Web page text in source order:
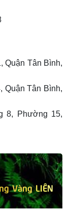
Quận Tân Bình,
Quận Tân Bình,
8, Phường 15,
Vàng LIÊN